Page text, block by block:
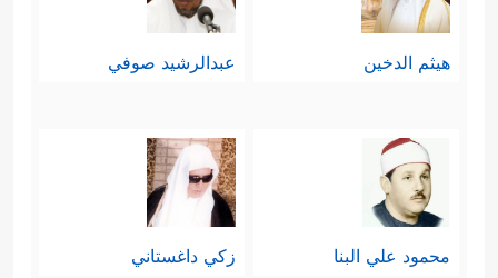
هيثم الدخين عبدالرشيد صوفي
محمود علي البنا زكي داغستاني